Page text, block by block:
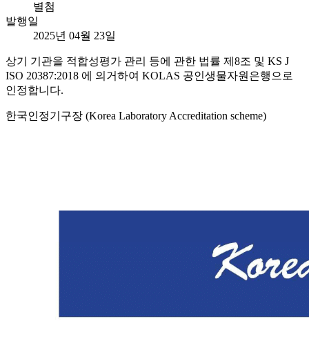
별첨
발행일
2025년 04월 23일
상기 기관을 적합성평가 관리 등에 관한 법률 제8조 및 KS J
ISO 20387:2018 에 의거하여 KOLAS 공인생물자원은행으로
인정합니다.
한국인정기구장 (Korea Laboratory Accreditation scheme)